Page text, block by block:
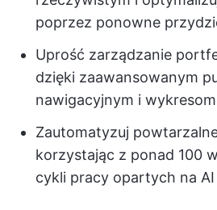
poprzez ponowne
Uprość zarządzanie
dzięki zaawansowanym
nawigacyjnym i
Zautomatyzuj
korzystając z ponad 100
cykli pracy opartych na AI